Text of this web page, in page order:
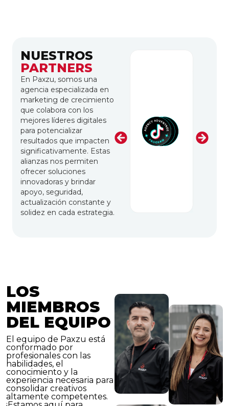
NUESTROS
PARTNERS
En Paxzu, somos una
agencia especializada en
marketing de crecimiento
que colabora con los
mejores líderes digitales
para potencializar
resultados que impacten
significativamente. Estas
alianzas nos permiten
ofrecer soluciones
innovadoras y brindar
apoyo, seguridad,
actualización constante y
solidez en cada estrategia.
LOS
MIEMBROS
DEL EQUIPO
El equipo de Paxzu está
conformado por
profesionales con las
habilidades, el
conocimiento y la
experiencia necesaria para
consolidar creativos
altamente competentes.